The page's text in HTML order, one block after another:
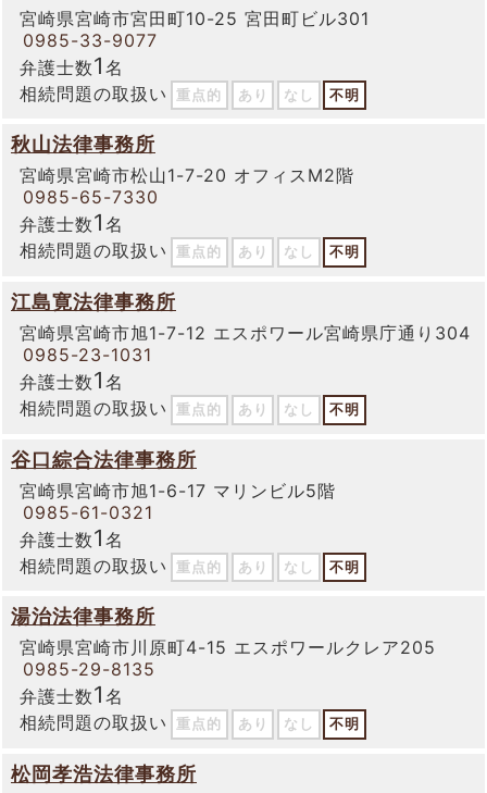
宮崎県宮崎市宮田町10-25 宮田町ビル301
0985-33-9077
弁護士数1 名
相続問題の取扱い
重点的 あり なし 不明
秋山法律事務所
宮崎県宮崎市松山1-7-20 オフィスM2階
0985-65-7330
弁護士数1 名
相続問題の取扱い
重点的 あり なし 不明
江島寛法律事務所
宮崎県宮崎市旭1-7-12 エスポワール宮崎県庁通り304
0985-23-1031
弁護士数1 名
相続問題の取扱い
重点的 あり なし 不明
谷口綜合法律事務所
宮崎県宮崎市旭1-6-17 マリンビル5階
0985-61-0321
弁護士数1 名
相続問題の取扱い
重点的 あり なし 不明
湯治法律事務所
宮崎県宮崎市川原町4-15 エスポワールクレア205
0985-29-8135
弁護士数1 名
相続問題の取扱い
重点的 あり なし 不明
松岡孝浩法律事務所